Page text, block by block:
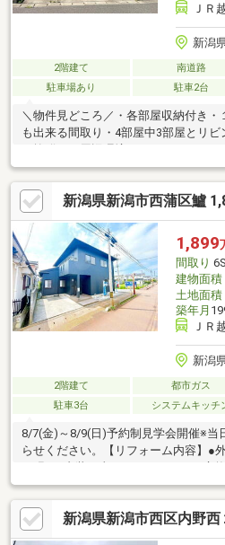
ＪＲ
新潟
2階建て 南道路
駐車場あり
駐車2台
＼物件見どころ／・各部屋収納付き・
も出来る間取り・4部屋中3部屋とリビ
JA農産物直売所越王の里：徒歩11分
宅ローン返済例》金利：1.0％（変動
ス返済：無 借入金額：680万円返済額
新潟県新潟市西蒲区鱸
1,899
間取り
建物面積
土地面積
築年月
ＪＲ
新潟
2階建て 都市ガス
駐車3台
システムキッチ
8/7(金)～8/9(日)予約制見学会開催※当
らせください。【リフォーム内容】●
換、洗面化粧台交換、クロス張替え、
置、照明LED交換【おすすめポイント
宅ローン減税が適用されます。・雨漏
陥や・腐食、給排水管の故障や漏水に
新潟県新潟市西区内野